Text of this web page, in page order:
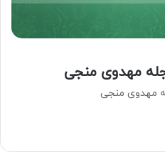
مهدوی منجی
مهدوی منجی